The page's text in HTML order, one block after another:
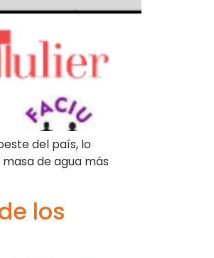
del país, lo
de agua más
los